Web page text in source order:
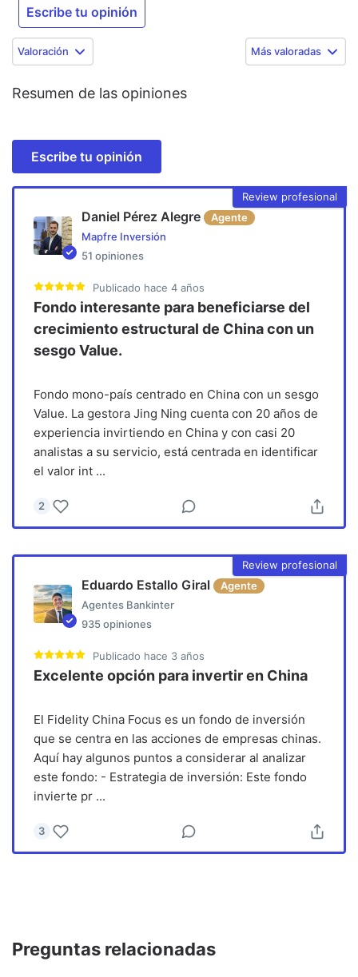
Escribe tu opinión
Valoración Más valoradas
Resumen de las opiniones
Escribe tu opinión
Review profesional
Daniel Pérez Alegre
Agente
Mapfre Inversión
51 opiniones
Publicado hace 4 años
Fondo interesante para beneficiarse del
crecimiento estructural de China con un
sesgo Value.
Fondo mono-país centrado en China con un sesgo
Value. La gestora Jing Ning cuenta con 20 años de
experiencia invirtiendo en China y con casi 20
analistas a su servicio, está centrada en identificar
el valor int...
2
Review profesional
Eduardo Estallo Giral
Agente
Agentes Bankinter
935 opiniones
Publicado hace 3 años
Excelente opción para invertir en China
El Fidelity China Focus es un fondo de inversión
que se centra en las acciones de empresas chinas.
Aquí hay algunos puntos a considerar al analizar
este fondo: - Estrategia de inversión: Este fondo
invierte pr...
3
Preguntas relacionadas